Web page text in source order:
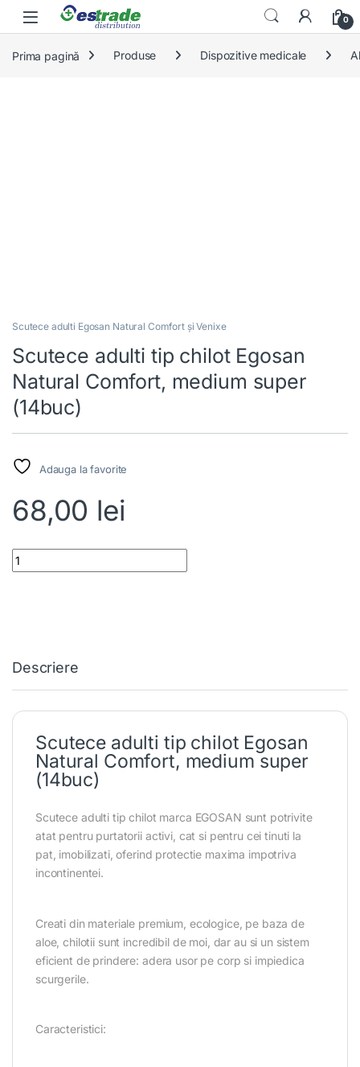
Skip to navigation
Skip to content
0
Prima pagină Produse Dispozitive medicale
Scutece adulti Egosan Natural Comfort și Venixe
Scutece adulti tip chilot Egosan
Natural Comfort, medium super
(14buc)
Adauga la favorite
68,00 lei
Scutece adulti tip chilot Egosan Natural Comfort, medium super
Descriere
Scutece adulti tip chilot Egosan
Natural Comfort, medium super
(14buc)
Scutece adulti tip chilot marca EGOSAN sunt potrivite
atat pentru purtatorii activi, cat si pentru cei tinuti la
pat, imobilizati, oferind protectie maxima impotriva
incontinentei.
Creati din materiale premium, ecologice, pe baza de
aloe, chilotii sunt incredibil de moi, dar au si un sistem
eficient de prindere: adera usor pe corp si impiedica
scurgerile.
Caracteristici: